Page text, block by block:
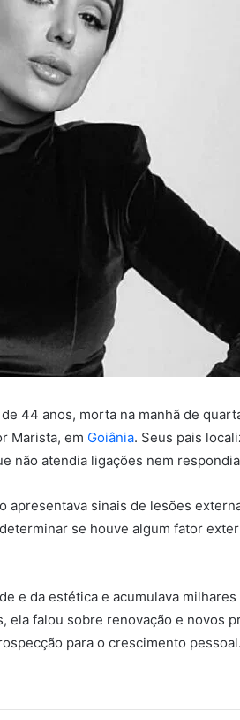
44 anos, morta na manhã de
Marista, em Goiânia. Seus pais
não atendia ligações nem
apresentava sinais de lesões
se houve algum fator
e da estética e acumulava
ela falou sobre renovação e novos
para o crescimento pessoal.